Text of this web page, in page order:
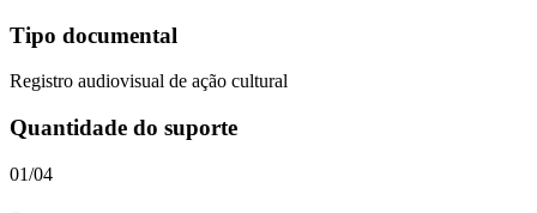
Tipo documental
Registro audiovisual de ação cultural
Quantidade do suporte
01/04